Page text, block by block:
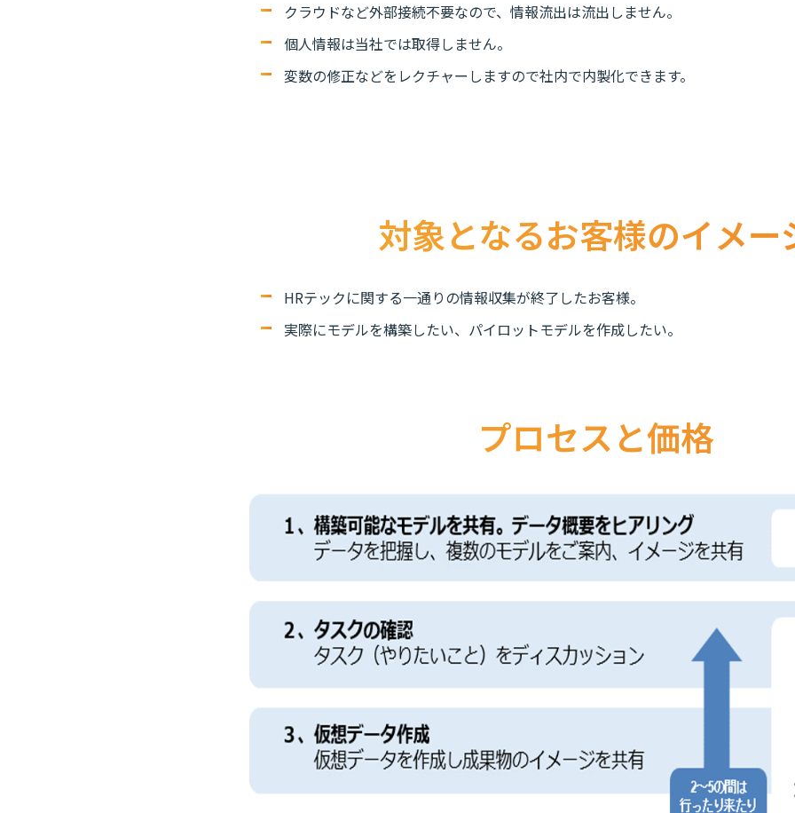
クラウドなど外部接続不要なので、情報流出は流出しません。
個人情報は当社では取得しません。
変数の修正などをレクチャーしますので社内で内製化できます。
対象となるお客様のイメー
HRテックに関する一通りの情報収集が終了したお客様。
実際にモデルを構築したい、パイロットモデルを作成したい。
プロセスと価格